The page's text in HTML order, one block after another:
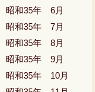
昭和35年 6月
昭和35年 7月
昭和35年 8月
昭和35年 9月
昭和35年 10月